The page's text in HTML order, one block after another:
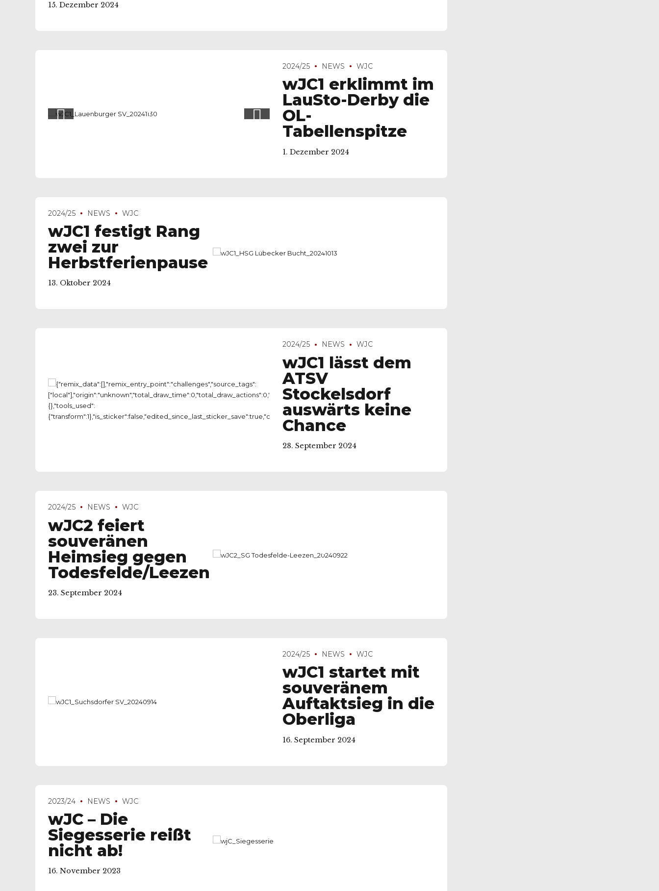
15. Dezember 2024
2024/25 NEWS WJC
wJC1 erklimmt im
LauSto-Derby die
OL-
Tabellenspitze
1. Dezember 2024
2024/25 NEWS WJC
wJC1 festigt Rang
zwei zur
Herbstferienpause
13. Oktober 2024
2024/25 NEWS WJC
wJC1 lässt dem
ATSV
Stockelsdorf
auswärts keine
Chance
28. September 2024
2024/25 NEWS WJC
wJC2 feiert
souveränen
Heimsieg gegen
Todesfelde/Leezen
23. September 2024
2024/25 NEWS WJC
wJC1 startet mit
souveränem
Auftaktsieg in die
Oberliga
16. September 2024
2023/24 NEWS WJC
wJC – Die
Siegesserie reißt
nicht ab!
16. November 2023